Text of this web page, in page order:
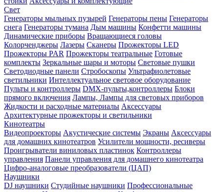
Свет
Генераторы мыльных пузырей Генераторы пены Генераторы
снега Генераторы тумана Дым машины Конфетти машины
Динамические приборы Вращающиеся головы
Колорченджеры Лазеры Сканеры Прожекторы LED
Прожекторы PAR Прожекторы театральные Готовые
комплекты Зеркальные шары и моторы Световые пушки
Светодиодные панели Стробоскопы Ультрафиолетовые
светильники Интеллектуальное световое оборудование
Пульты и контроллеры DMX-пульты,контроллеры Блоки
прямого включения Лампы, Лампы для световых приборов
Жидкости и расходные материалы Аксессуары
Архитектурные прожекторы и светильники
Кинотеатры
Видеопроекторы Акустические системы Экраны Аксессуары
для домашних кинотеатров Усилители мощности, ресиверы
Проигрыватели виниловых пластинок Контроллеры
управления Панели управления для домашнего кинотеатра
Цифро-аналоговые преобразователи (ЦАП)
Наушники
DJ наушники Студийные наушники Профессиональные